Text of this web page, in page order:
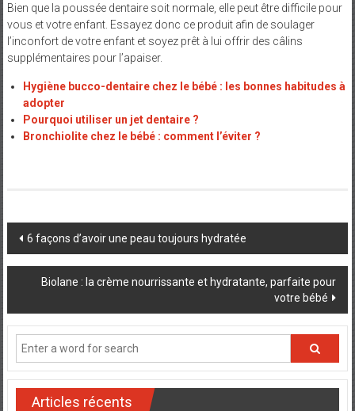
Bien que la poussée dentaire soit normale, elle peut être difficile pour
vous et votre enfant. Essayez donc ce produit afin de soulager
l’inconfort de votre enfant et soyez prêt à lui offrir des câlins
supplémentaires pour l’apaiser.
Hygiène bucco-dentaire chez le bébé : les bonnes habitudes à
adopter
Pourquoi utiliser un jet dentaire ?
Bronchiolite chez le bébé : comment l’éviter ?
Post
navigation
6 façons d’avoir une peau toujours hydratée
Biolane : la crème nourrissante et hydratante, parfaite pour
votre bébé
Articles récents